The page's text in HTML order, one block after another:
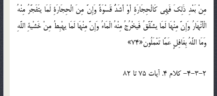
مِنْ بَعْدِ ذَلِكَ فَهِي كَالْحِجَارَةِ أَوْ أَشَدُّ قَسْوَةً وَإِنَّ مِنَ الْحِجَارَةِ لَمَا يتَفَجَّرُ مِنْهُ
الْأَنْهَارُ وَإِنَّ مِنْهَا لَمَا يشَّقَّقُ فَيخْرُجُ مِنْهُ الْمَاءُ وَإِنَّ مِنْهَا لَمَا يهْبِطُ مِنْ خَشْيةِ اللَّهِ
وَمَا اللَّهُ بِغَافِلٍ عَمَّا تَعْمَلُونَ«74»
4-3-2- کلام 4. آيات 75 تا 82